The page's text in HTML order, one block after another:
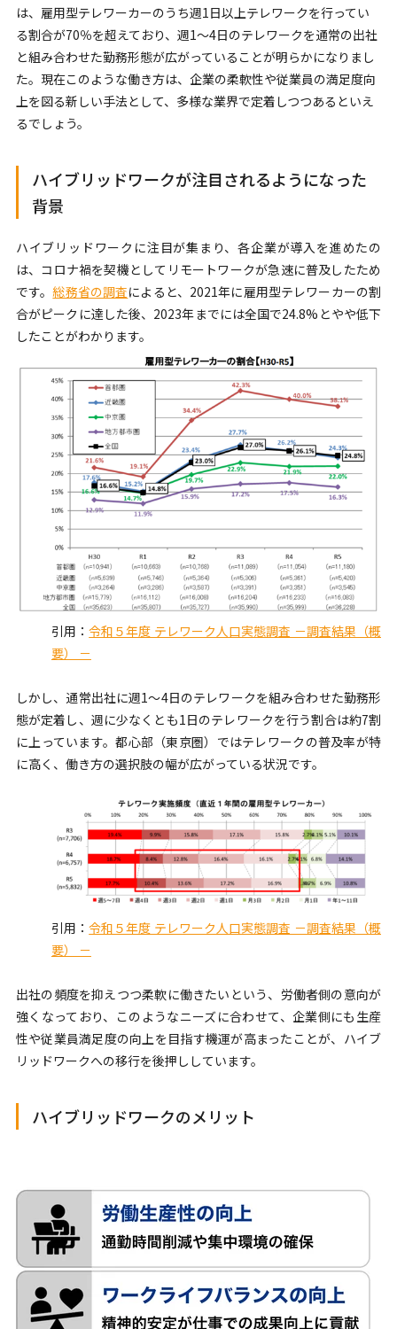
は、雇用型テレワーカーのうち週1日以上テレワークを行ってい
る割合が70％を超えており、週1〜4日のテレワークを通常の出社
と組み合わせた勤務形態が広がっていることが明らかになりまし
た。現在このような働き方は、企業の柔軟性や従業員の満足度向
上を図る新しい手法として、多様な業界で定着しつつあるといえ
るでしょう。
ハイブリッドワークが注目されるようになった
背景
ハイブリッドワークに注目が集まり、各企業が導入を進めたの
は、コロナ禍を契機としてリモートワークが急速に普及したため
です。総務省の調査によると、2021年に雇用型テレワーカーの割
合がピークに達した後、2023年までには全国で24.8%とやや低下
したことがわかります。
引用：令和５年度 テレワーク人口実態調査 －調査結果（概
要） －
しかし、通常出社に週1〜4日のテレワークを組み合わせた勤務形
態が定着し、週に少なくとも1日のテレワークを行う割合は約7割
に上っています。都心部（東京圏）ではテレワークの普及率が特
に高く、働き方の選択肢の幅が広がっている状況です。
引用：令和５年度 テレワーク人口実態調査 －調査結果（概
要） －
出社の頻度を抑えつつ柔軟に働きたいという、労働者側の意向が
強くなっており、このようなニーズに合わせて、企業側にも生産
性や従業員満足度の向上を目指す機運が高まったことが、ハイブ
リッドワークへの移行を後押ししています。
ハイブリッドワークのメリット